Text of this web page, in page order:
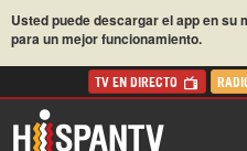
Usted puede descargar el app en su
para un mejor funcionamiento.
TV EN DIRECTO